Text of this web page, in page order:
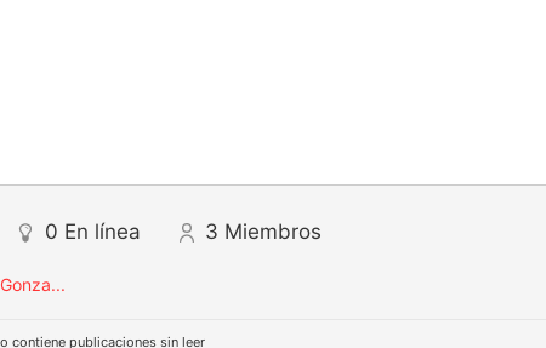
0 En línea 3 Miembros
contiene publicaciones sin leer